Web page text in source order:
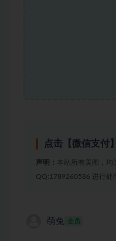
点击【微信支付
声明： 本站所有美图，均
QQ:1789260586 进行处
萌兔 会员